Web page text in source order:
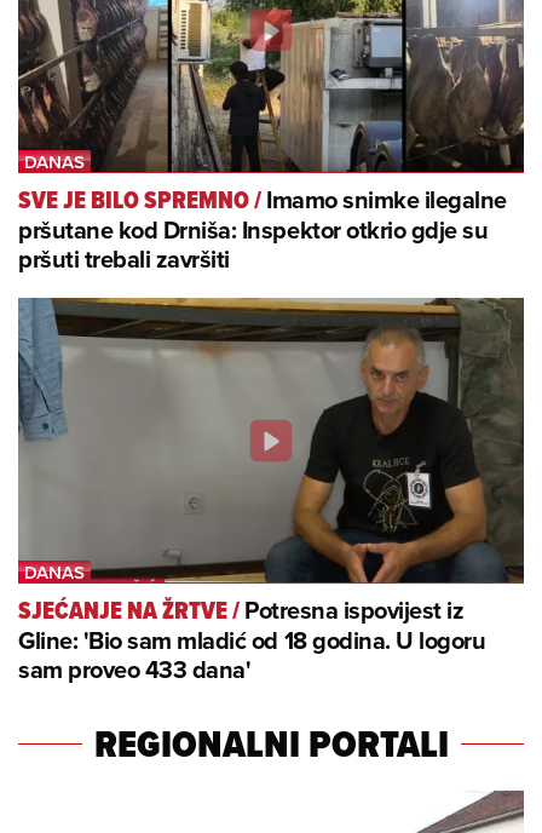
SVE JE BILO SPREMNO/Imamo snimke ilegalne
pršutane kod Drniša: Inspektor otkrio gdje su
pršuti trebali završiti
SJEĆANJE NA ŽRTVE/Potresna ispovijest iz
Gline: 'Bio sam mladić od 18 godina. U logoru
sam proveo 433 dana'
REGIONALNI PORTALI